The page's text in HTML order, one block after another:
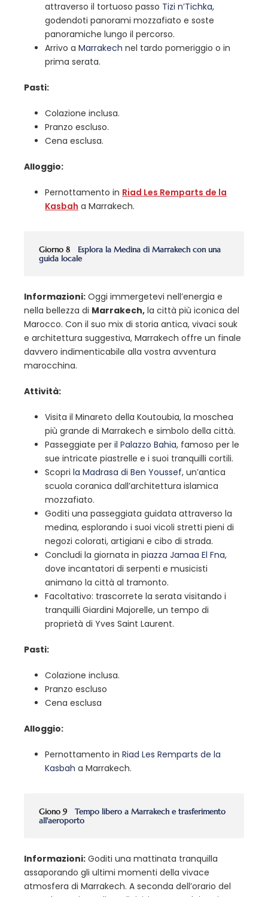
attraverso il tortuoso passo Tizi n’Tichka,
godendoti panorami mozzafiato e soste
panoramiche lungo il percorso.
Arrivo a Marrakech nel tardo pomeriggio o in
prima serata.
Pasti:
Colazione inclusa.
Pranzo escluso.
Cena esclusa.
Alloggio:
Pernottamento in Riad Les Remparts de la
Kasbah a Marrakech.
Giorno 8
Esplora la Medina di Marrakech con una
guida locale
Informazioni: Oggi immergetevi nell’energia e
nella bellezza di Marrakech, la città più iconica del
Marocco. Con il suo mix di storia antica, vivaci souk
e architettura suggestiva, Marrakech offre un finale
davvero indimenticabile alla vostra avventura
marocchina.
Attività:
Visita il Minareto della Koutoubia, la moschea
più grande di Marrakech e simbolo della città.
Passeggiate per il Palazzo Bahia, famoso per le
sue intricate piastrelle e i suoi tranquilli cortili.
Scopri la Madrasa di Ben Youssef, un’antica
scuola coranica dall’architettura islamica
mozzafiato.
Goditi una passeggiata guidata attraverso la
medina, esplorando i suoi vicoli stretti pieni di
negozi colorati, artigiani e cibo di strada.
Concludi la giornata in piazza Jamaa El Fna,
dove incantatori di serpenti e musicisti
animano la città al tramonto.
Facoltativo: trascorrete la serata visitando i
tranquilli Giardini Majorelle, un tempo di
proprietà di Yves Saint Laurent.
Pasti:
Colazione inclusa.
Pranzo escluso
Cena esclusa
Alloggio:
Pernottamento in Riad Les Remparts de la
Kasbah a Marrakech.
Giono 9
Tempo libero a Marrakech e trasferimento
all'aeroporto
Informazioni: Goditi una mattinata tranquilla
assaporando gli ultimi momenti della vivace
atmosfera di Marrakech. A seconda dell’orario del